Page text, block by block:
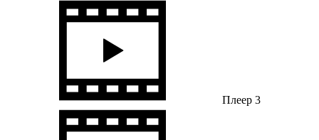
Плеер 3